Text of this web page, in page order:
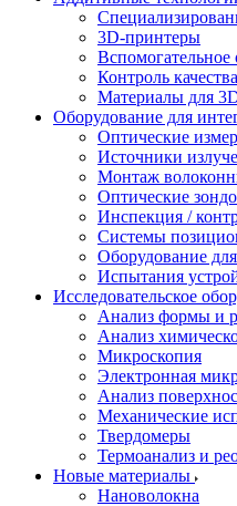
3D-принтеры
Вспомогательное
Контроль качества
Материалы для
Оборудование для
Оптические
Источники
Монтаж
Оптические
Инспекция /
Системы
Оборудование
Испытания
Исследовательское
Анализ формы и
Анализ
Микроскопия
Электронная
Анализ
Механические
Твердомеры
Термоанализ и
Новые материалы
Нановолокна